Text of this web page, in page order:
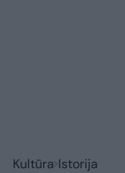
Kultūra Istorija